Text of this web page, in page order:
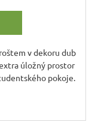
v dekoru dub
úložný prostor
pokoje.